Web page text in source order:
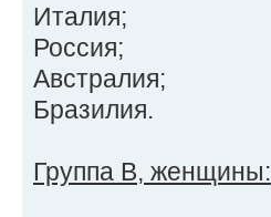
Италия;
Россия;
Австралия;
Бразилия.
Группа В, женщины: